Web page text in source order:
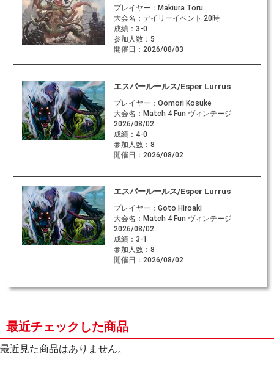
プレイヤー： Makiura Toru
大会名： デイリーイベント 20時
成績： 3-0
参加人数： 5
開催日： 2026/08/03
エスパールールス/Esper Lurrus
プレイヤー： Oomori Kosuke
大会名： Match 4 Fun ヴィンテージ
2026/08/02
成績： 4-0
参加人数： 8
開催日： 2026/08/02
エスパールールス/Esper Lurrus
プレイヤー： Goto Hiroaki
大会名： Match 4 Fun ヴィンテージ
2026/08/02
成績： 3-1
参加人数： 8
開催日： 2026/08/02
最近チェックした商品
最近見た商品はありません。